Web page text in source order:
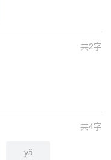
共2字
共4字
yǎ